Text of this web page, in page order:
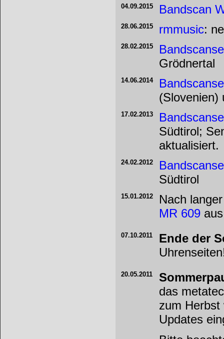
04.09.2015 Bandscan
28.06.2015 rmmusic:
28.02.2015
Grödnertal
14.06.2014
(Slovenien)
17.02.2013
Südtirol;
aktualisiert.
24.02.2012
Südtirol
15.01.2012
Nach
MR 609
07.10.2011
Ende der
20.05.2011
das
zum Herbst
Updates